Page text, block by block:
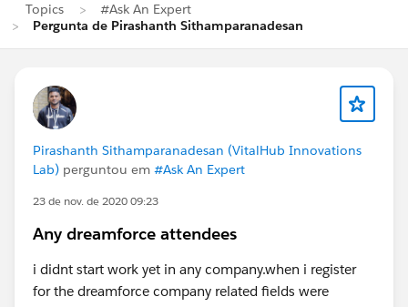
Topics
#Ask An Expert
Pergunta de Pirashanth Sithamparanadesan
Pirashanth Sithamparanadesan (VitalHub Innovations
Lab) perguntou em #Ask An Expert
23 de nov. de 2020 09:23
Any dreamforce attendees
i didnt start work yet in any company.when i register
for the dreamforce company related fields were